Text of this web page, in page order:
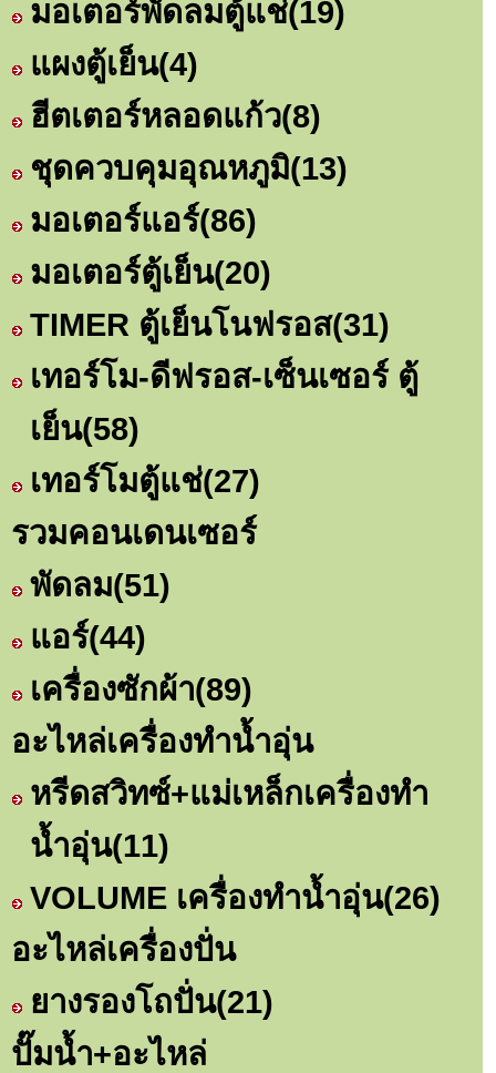
มอเตอร์พัดลมตู้แช่(19)
แผงตู้เย็น(4)
ฮีตเตอร์หลอดแก้ว(8)
ชุดควบคุมอุณหภูมิ(13)
มอเตอร์แอร์(86)
มอเตอร์ตู้เย็น(20)
TIMER ตู้เย็นโนฟรอส(31)
เทอร์โม-ดีฟรอส-เซ็นเซอร์ ตู้
เย็น(58)
เทอร์โมตู้แช่(27)
รวมคอนเดนเซอร์
พัดลม(51)
แอร์(44)
เครื่องซักผ้า(89)
อะไหล่เครื่องทำน้ำอุ่น
หรีดสวิทซ์+แม่เหล็กเครื่องทำ
น้ำอุ่น(11)
VOLUME เครื่องทำน้ำอุ่น(26)
อะไหล่เครื่องปั่น
ยางรองโถปั่น(21)
ปั๊มน้ำ+อะไหล่